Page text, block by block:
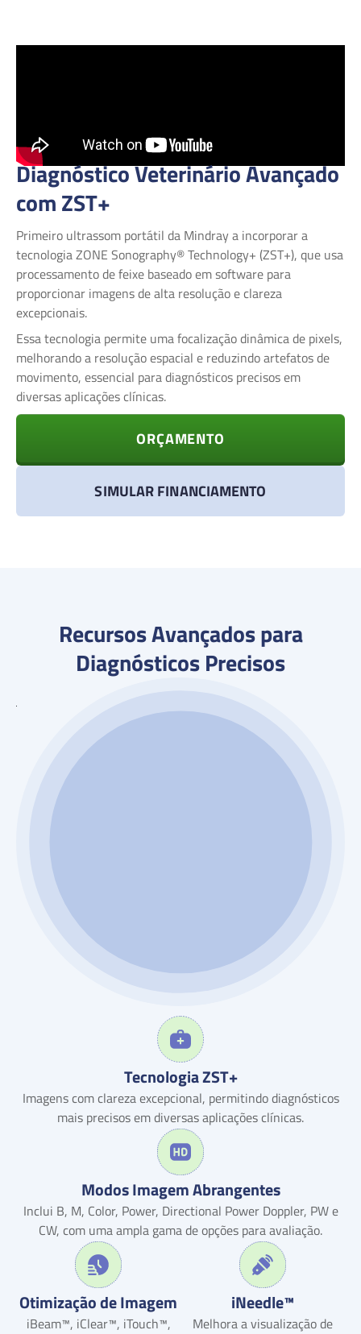
Diagnóstico Veterinário Avançado
com ZST+
Primeiro ultrassom portátil da Mindray a incorporar a
tecnologia ZONE Sonography® Technology+ (ZST+), que usa
processamento de feixe baseado em software para
proporcionar imagens de alta resolução e clareza
excepcionais.
Essa tecnologia permite uma focalização dinâmica de pixels,
melhorando a resolução espacial e reduzindo artefatos de
movimento, essencial para diagnósticos precisos em
diversas aplicações clínicas.
ORÇAMENTO
SIMULAR FINANCIAMENTO
Recursos Avançados para
Diagnósticos Precisos
Tecnologia ZST+
Imagens com clareza excepcional, permitindo diagnósticos
mais precisos em diversas aplicações clínicas.
Modos Imagem Abrangentes
Inclui B, M, Color, Power, Directional Power Doppler, PW e
CW, com uma ampla gama de opções para avaliação.
Otimização de Imagem
iBeam™, iClear™, iTouch™,
iNeedle™
Melhora a visualização de